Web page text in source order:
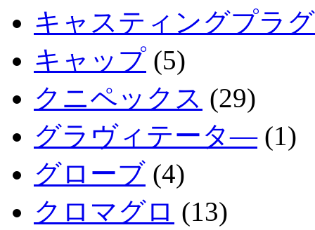
キャスティングプラ
キャップ (5)
クニペックス (29)
グラヴィテータ―(1)
グローブ (4)
クロマグロ (13)